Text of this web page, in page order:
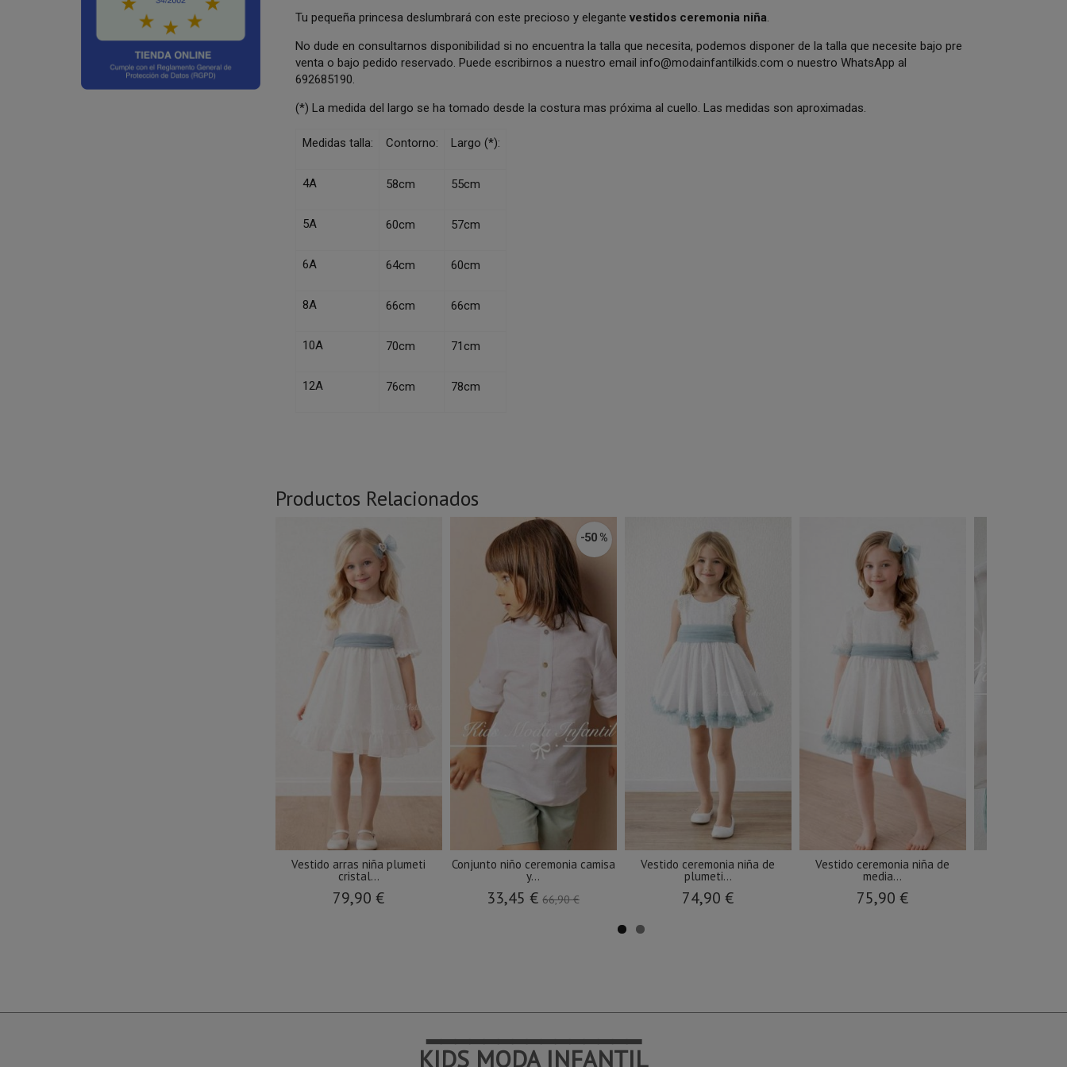
Tu pequeña princesa deslumbrará con este precioso y elegantevestidos ceremonia niña
No dude en consultarnos disponibilidad si no encuentra la talla que necesita, podemos disponer de la talla que necesite bajo pre
venta o bajo pedido reservado. Puede escribirnos a nuestro emailinfo@modainfantilkids.com o nuestro WhatsApp al
692685190.
(*) La medida del largo se ha tomado desde la costura mas próxima al cuello. Las medidas son aproximadas.
Medidas talla: Contorno: Largo (*):
4A 58cm 55cm
5A 60cm 57cm
6A 64cm 60cm
8A 66cm 66cm
10A 70cm 71cm
12A 76cm 78cm
Productos Relacionados
Vestido arras niña plumeti
cristal...
79,90 €
-50 %
Conjunto niño ceremonia camisa
y...
33,45 €66,90 €
Vestido ceremonia niña de
plumeti...
74,90 €
Vestido ceremonia niña de
media...
75,90 €
━━━━━━━━━━━━━━━
KIDS MODA INFANTIL